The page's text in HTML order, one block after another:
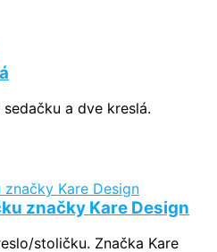
a dve kreslá.
značky Kare Design
stoličku. Značka Kare